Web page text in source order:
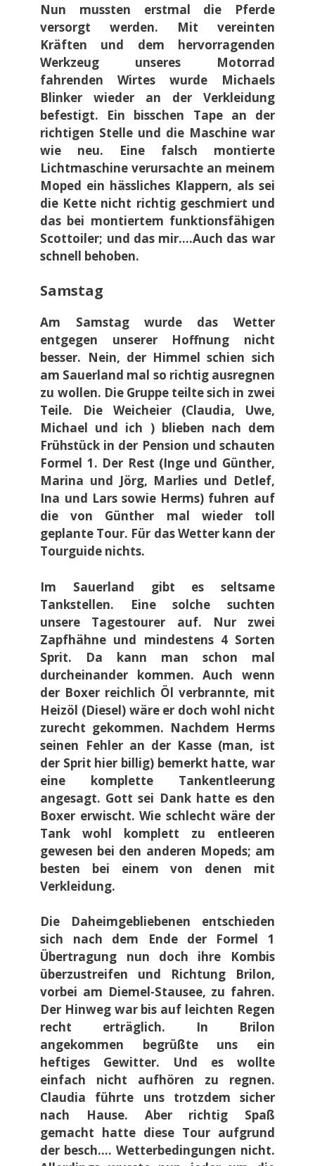
Nun mussten erstmal die Pferde
versorgt werden. Mit vereinten
Kräften und dem hervorragenden
Werkzeug unseres Motorrad
fahrenden Wirtes wurde Michaels
Blinker wieder an der Verkleidung
befestigt. Ein bisschen Tape an der
richtigen Stelle und die Maschine war
wie neu. Eine falsch montierte
Lichtmaschine verursachte an meinem
Moped ein hässliches Klappern, als sei
die Kette nicht richtig geschmiert und
das bei montiertem funktionsfähigen
Scottoiler; und das mir….Auch das war
schnell behoben.
Samstag
Am Samstag wurde das Wetter
entgegen unserer Hoffnung nicht
besser. Nein, der Himmel schien sich
am Sauerland mal so richtig ausregnen
zu wollen. Die Gruppe teilte sich in zwei
Teile. Die Weicheier (Claudia, Uwe,
Michael und ich ) blieben nach dem
Frühstück in der Pension und schauten
Formel 1. Der Rest (Inge und Günther,
Marina und Jörg, Marlies und Detlef,
Ina und Lars sowie Herms) fuhren auf
die von Günther mal wieder toll
geplante Tour. Für das Wetter kann der
Tourguide nichts.
Im Sauerland gibt es seltsame
Tankstellen. Eine solche suchten
unsere Tagestourer auf. Nur zwei
Zapfhähne und mindestens 4 Sorten
Sprit. Da kann man schon mal
durcheinander kommen. Auch wenn
der Boxer reichlich Öl verbrannte, mit
Heizöl (Diesel) wäre er doch wohl nicht
zurecht gekommen. Nachdem Herms
seinen Fehler an der Kasse (man, ist
der Sprit hier billig) bemerkt hatte, war
eine komplette Tankentleerung
angesagt. Gott sei Dank hatte es den
Boxer erwischt. Wie schlecht wäre der
Tank wohl komplett zu entleeren
gewesen bei den anderen Mopeds; am
besten bei einem von denen mit
Verkleidung.
Die Daheimgebliebenen entschieden
sich nach dem Ende der Formel 1
Übertragung nun doch ihre Kombis
überzustreifen und Richtung Brilon,
vorbei am Diemel-Stausee, zu fahren.
Der Hinweg war bis auf leichten Regen
recht erträglich. In Brilon
angekommen begrüßte uns ein
heftiges Gewitter. Und es wollte
einfach nicht aufhören zu regnen.
Claudia führte uns trotzdem sicher
nach Hause. Aber richtig Spaß
gemacht hatte diese Tour aufgrund
der besch…. Wetterbedingungen nicht.